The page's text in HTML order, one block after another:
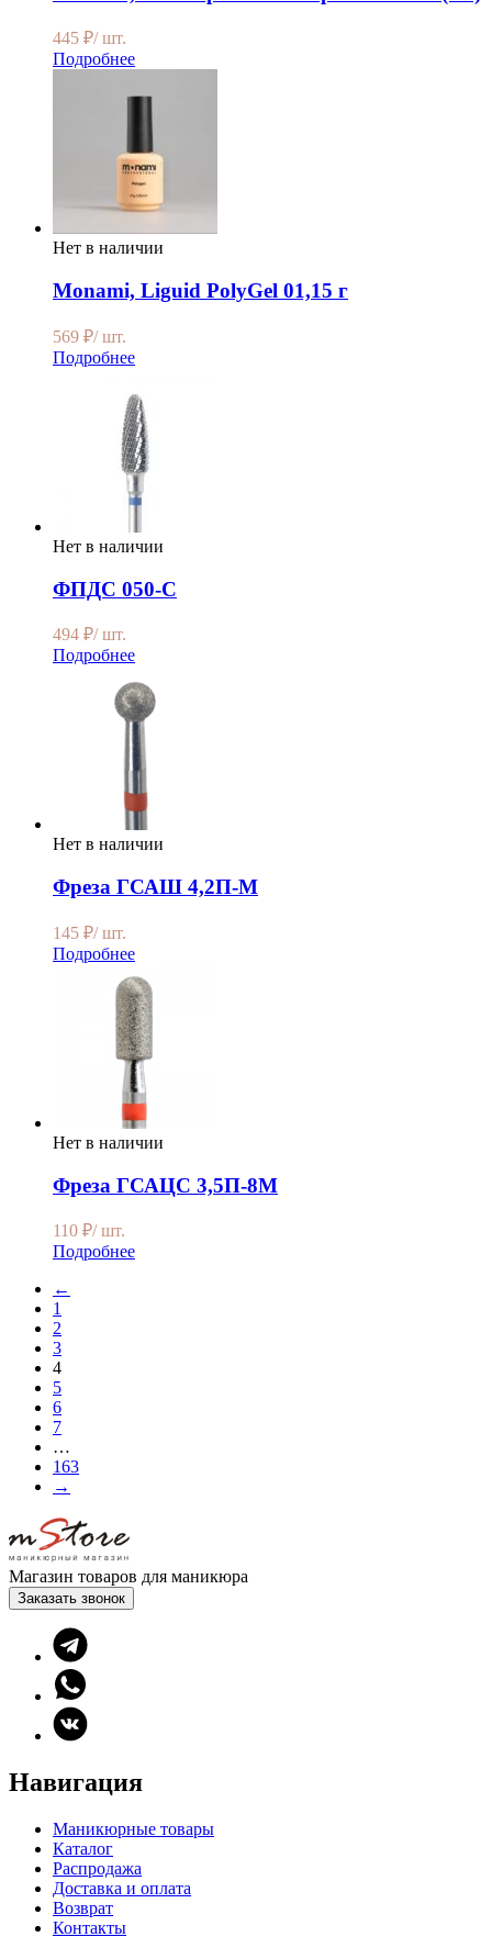
445 ₽/ шт.
Подробнее
Нет в наличии
Monami, Liguid PolyGel 01,15 г
569 ₽/ шт.
Подробнее
Нет в наличии
ФПДС 050-С
494 ₽/ шт.
Подробнее
Нет в наличии
Фреза ГСАШ 4,2П-М
145 ₽/ шт.
Подробнее
Нет в наличии
Фреза ГСАЦС 3,5П-8М
110 ₽/ шт.
Подробнее
←
1
2
3
4
5
6
7
…
163
→
Магазин товаров для маникюра
Заказать звонок
Навигация
Маникюрные товары
Каталог
Распродажа
Доставка и оплата
Возврат
Контакты